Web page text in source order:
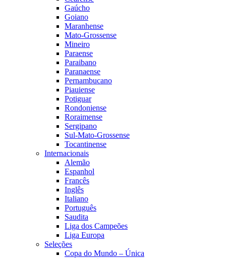
Gaúcho
Goiano
Maranhense
Mato-Grossense
Mineiro
Paraense
Paraibano
Paranaense
Pernambucano
Piauiense
Potiguar
Rondoniense
Roraimense
Sergipano
Sul-Mato-Grossense
Tocantinense
Internacionais
Alemão
Espanhol
Francês
Inglês
Italiano
Português
Saudita
Liga dos Campeões
Liga Europa
Seleções
Copa do Mundo – Única